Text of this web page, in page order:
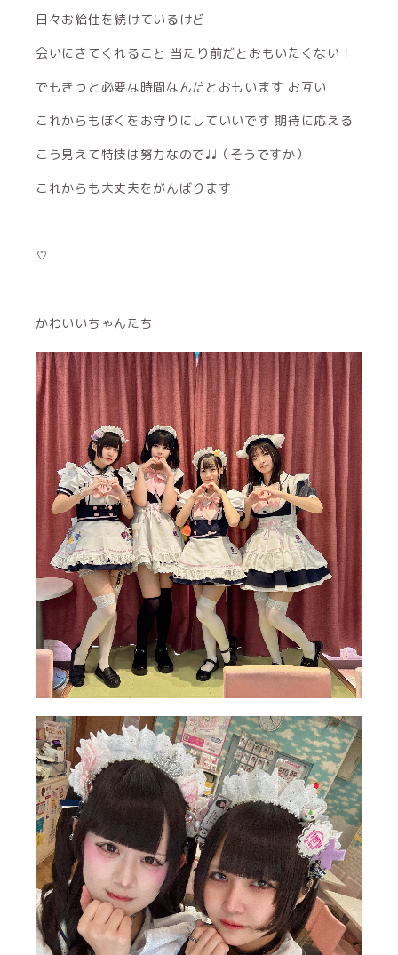
日々お給仕を続けているけど
会いにきてくれること 当たり前だとおもいたくない！
でもきっと必要な時間なんだとおもいます お互い
これからもぼくをお守りにしていいです 期待に応える
こう見えて特技は努力なので♩♩（そうですか）
これからも大丈夫をがんばります
♡
かわいいちゃんたち